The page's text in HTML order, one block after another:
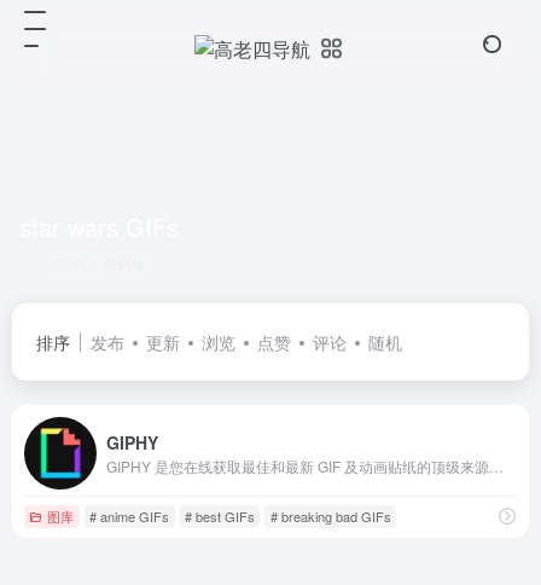
排序 发布 更新 浏览 点赞 评论 随机
GIPHY
图库 # anime GIFs # best GIFs # breaking bad GIFs